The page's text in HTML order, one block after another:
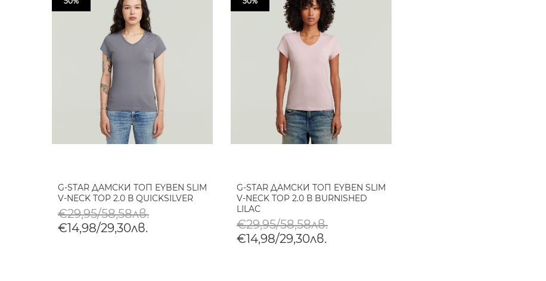
G-STAR ДАМСКИ ТОП EYBEN SLIM
V-NECK TOP 2.0 В QUICKSILVER
€29,95/58,58лв.
€14,98/29,30лв.
G-STAR ДАМСКИ ТОП EYBEN SLIM
V-NECK TOP 2.0 В BURNISHED
LILAC
€29,95/58,58лв.
€14,98/29,30лв.